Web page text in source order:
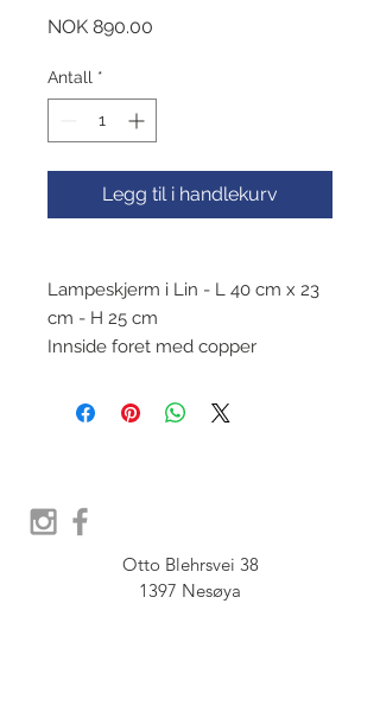
NOK 890.00
Antall *
Legg til i handlekurv
Lampeskjerm i Lin - L 40 cm x 23
cm - H 25 cm
Innside foret med copper
Otto Blehrsvei 38
1397 Nesøya